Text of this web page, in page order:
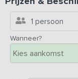
1 persoon
Wanneer?